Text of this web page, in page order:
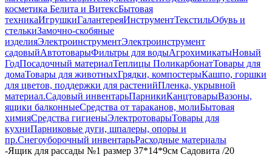
косметика Белита и ВитексБытовая
техникаИгрушкиГалантереяИнструментТекстильОбувь и
стелькиЗамочно-скобяные
изделияЭлектроинструментЭлектроинструмент
садовыйАвтотоварыФильтры для водыАгрохимикатыНовый
ГодПосадочный материалТеплицы ПоликарбонатТовары для
домаТовары для животныхГрядки, компостерыКашпо, горшки
для цветов, поддержки для растенийПленка, укрывной
материал.Садовый инвентарьПарникиКанцтоварыВазоны,
ящики балконныеСредства от тараканов, молиБытовая
химияСредства гигиеныЭлектротоварыТовары для
кухниПарниковые дуги, шпалеры, опоры и
пр.Снегоуборочный инвентарьРасходные материалы
-Ящик для рассады №1 размер 37*14*9см Садовита /20